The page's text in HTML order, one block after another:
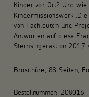
Kunsthandwerk und
Kinder vor Ort? Und
Kindermissionswerk
von Fachleuten und
Antworten auf diese
Sternsingeraktion 2017
Broschüre, 88 Seiten,
Bestellnummer: 208016